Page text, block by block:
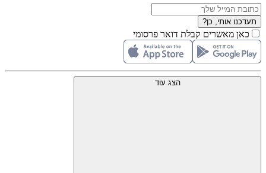
תעדכנו אותי, כן?
כאן מאשרים קבלת דואר פרסומי
הצג עוד